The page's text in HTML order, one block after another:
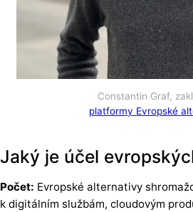
Constantin Graf,
platformy Evropské
Jaký je účel
Počet: Evropské alternativy
k digitálním službám, cloudovým